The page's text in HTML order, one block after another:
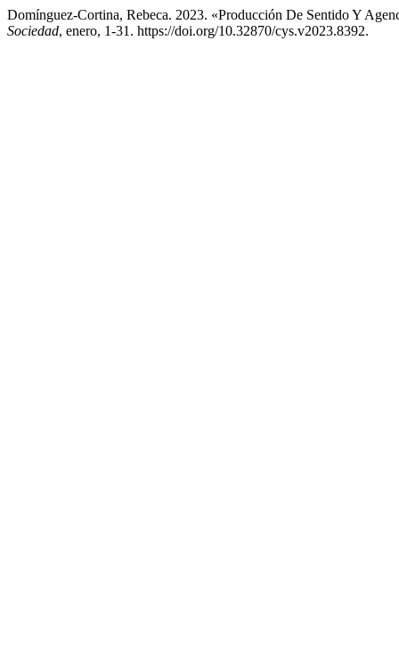
Domínguez-Cortina, Rebeca. 2023. «Producción De Sentido Y
Sociedad, enero, 1-31. https://doi.org/10.32870/cys.v2023.8392.